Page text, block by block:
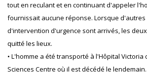
tout en reculant et en continuant d'appeler
fournissait aucune réponse. Lorsque d'autres
d'intervention d'urgence sont arrivés, les
quitté les lieux.
• L'homme a été transporté à l'Hôpital Victoria
Sciences Centre où il est décédé le lendemain.